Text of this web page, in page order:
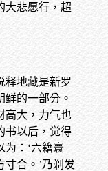
大悲愿行，超
释地藏是新罗
鲜的一部分。
高大，力气也
书以后，觉得
为：‘六籍寰
寸合。’乃剃发